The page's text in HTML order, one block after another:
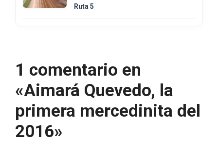
Ruta 5
1 comentario en
«Aimará Quevedo, la
primera mercedinita del
2016»